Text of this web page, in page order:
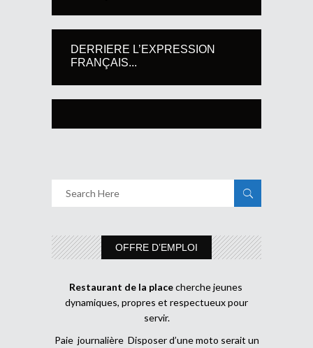
DERRIERE L’EXPRESSION
FRANÇAIS...
OFFRE D’EMPLOI
Restaurant de la placecherche jeunes
dynamiques, propres et respectueux pour
servir.
Paie journalière Disposer d’une moto serait un